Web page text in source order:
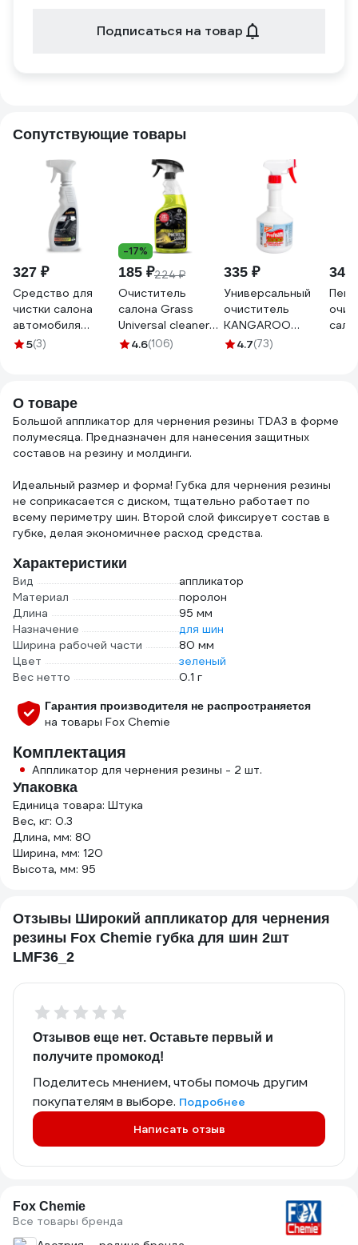
Подписаться на товар
Сопутствующие товары
327 ₽
Средство для
чистки салона
автомобиля
DAKOR из ткани,
5(3)
-17%
185 ₽224 ₽
Очиститель
салона Grass
Universal сleaner
600 мл 110392
4.6(106)
335 ₽
Универсальный
очиститель
KANGAROO
Profoam 2000,
4.7(73)
347
О товаре
Большой аппликатор для чернения резины TDA3 в форме
полумесяца. Предназначен для нанесения защитных
составов на резину и молдинги.
Идеальный размер и форма! Губка для чернения резины
не соприкасается с диском, тщательно работает по
всему периметру шин. Второй слой фиксирует состав в
губке, делая экономичнее расход средства.
Характеристики
Вид
аппликатор
Материал
поролон
Длина
95 мм
Назначение
для шин
Ширина рабочей части
80 мм
Цвет
зеленый
Вес нетто
0.1 г
Гарантия производителя не распространяется
на товары Fox Chemie
Комплектация
Аппликатор для чернения резины - 2 шт.
Упаковка
Единица товара: Штука
Вес, кг: 0.3
Длина, мм: 80
Ширина, мм: 120
Высота, мм: 95
Отзывы Широкий аппликатор для чернения
резины Fox Chemie губка для шин 2шт
LMF36_2
Отзывов еще нет. Оставьте первый и
получите промокод!
Поделитесь мнением, чтобы помочь другим
покупателям в выборе. Подробнее
Написать отзыв
Fox Chemie
Все товары бренда